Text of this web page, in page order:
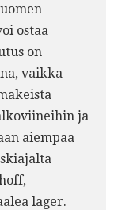
ostaa
on
vaikka
ja
aiempaa
lager.